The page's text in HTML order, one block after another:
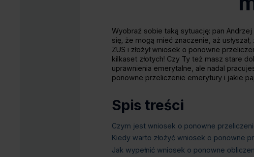
Wyobraź sobie taką sytuację: pan
się, że mogą mieć znaczenie, aż
ZUS i złożył wniosek o ponowne
kilkaset złotych! Czy Ty też masz stare
uprawnienia emerytalne, ale nadal
ponowne przeliczenie emerytury i jakie
Spis treści
Czym jest wniosek o ponowne
Kiedy warto złożyć wniosek o ponowne
Jak wypełnić wniosek o ponowne